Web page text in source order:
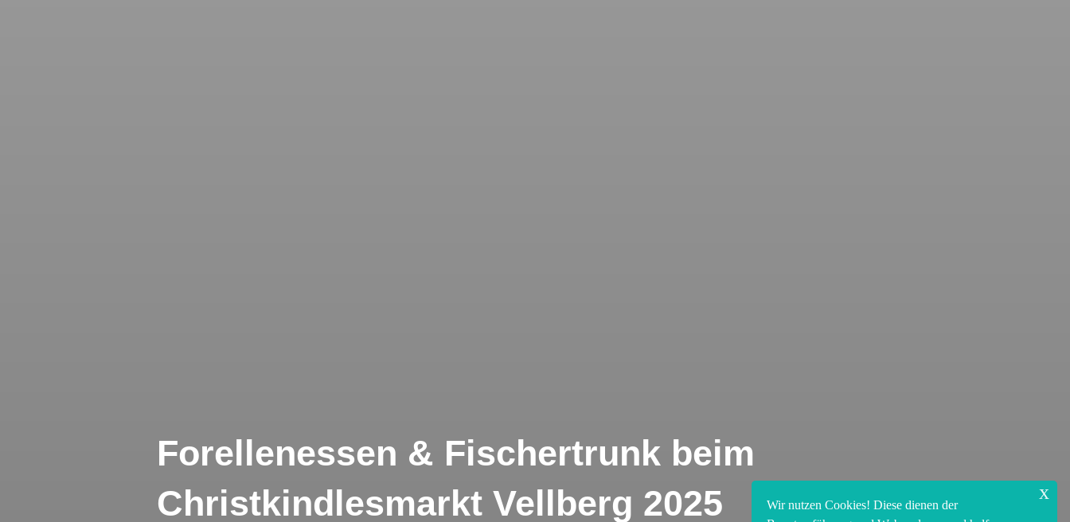
Forellenessen & Fischertrunk beim
Christkindlesmarkt Vellberg 2025
Wir nutzen Cookies! Diese dienen der
x